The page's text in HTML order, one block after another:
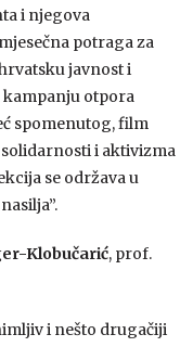
i njegova
potraga za
javnost i
otpora
spomenutog, film
i aktivizma
se održava u
Klobučarić, prof.
i nešto drugačiji